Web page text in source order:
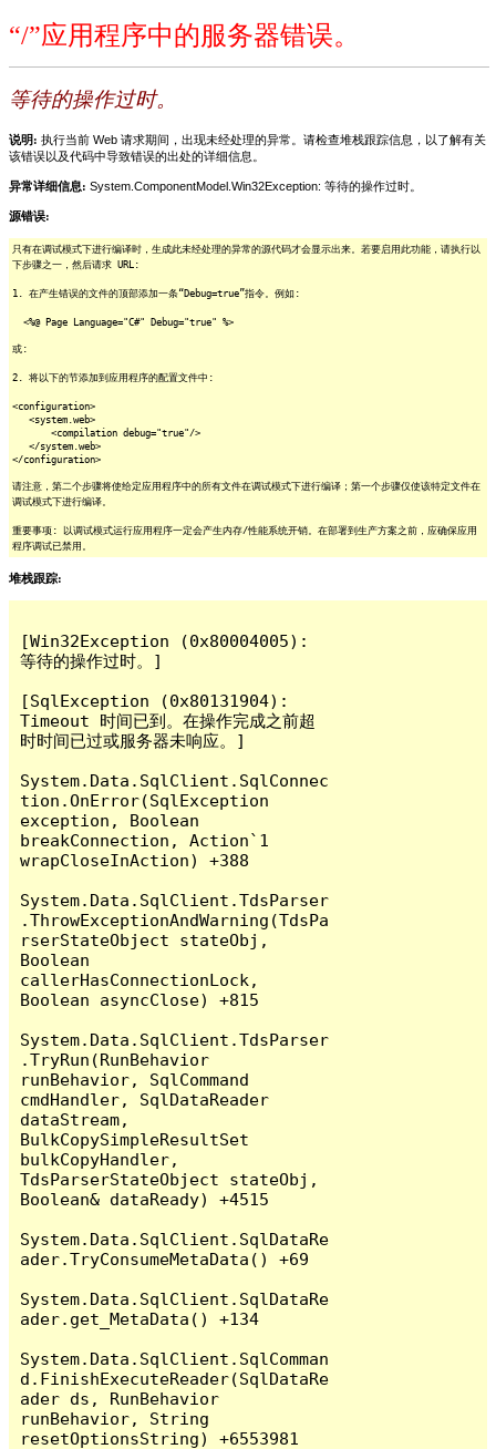
“/”应用程序中的服务器错误。
等待的操作过时。
说明: 执行当前 Web 请求期间，出现未经处理的异常。请检查堆栈跟踪信息，以了解有关
该错误以及代码中导致错误的出处的详细信息。
异常详细信息: System.ComponentModel.Win32Exception: 等待的操作过时。
源错误:
只有在调试模式下进行编译时，生成此未经处理的异常的源代码才会显示出来。若要启用此功能，请执行以
下步骤之一，然后请求 URL:
1. 在产生错误的文件的顶部添加一条“Debug=true”指令。例如:
<%@ Page Language="C#" Debug="true" %>
或:
2. 将以下的节添加到应用程序的配置文件中:
<configuration>
<system.web>
<compilation debug="true"/>
</system.web>
</configuration>
请注意，第二个步骤将使给定应用程序中的所有文件在调试模式下进行编译；第一个步骤仅使该特定文件在
调试模式下进行编译。
重要事项: 以调试模式运行应用程序一定会产生内存/性能系统开销。在部署到生产方案之前，应确保应用
程序调试已禁用。
堆栈跟踪:
[Win32Exception (0x80004005):
等待的操作过时。]
[SqlException (0x80131904):
Timeout 时间已到。在操作完成之前超
时时间已过或服务器未响应。]
System.Data.SqlClient.SqlConnec
tion.OnError(SqlException
exception, Boolean
breakConnection, Action`1
wrapCloseInAction) +388
System.Data.SqlClient.TdsParser
.ThrowExceptionAndWarning(TdsPa
rserStateObject stateObj,
Boolean
callerHasConnectionLock,
Boolean asyncClose) +815
System.Data.SqlClient.TdsParser
.TryRun(RunBehavior
runBehavior, SqlCommand
cmdHandler, SqlDataReader
dataStream,
BulkCopySimpleResultSet
bulkCopyHandler,
TdsParserStateObject stateObj,
Boolean& dataReady) +4515
System.Data.SqlClient.SqlDataRe
ader.TryConsumeMetaData() +69
System.Data.SqlClient.SqlDataRe
ader.get_MetaData() +134
System.Data.SqlClient.SqlComman
d.FinishExecuteReader(SqlDataRe
ader ds, RunBehavior
runBehavior, String
resetOptionsString) +6553981